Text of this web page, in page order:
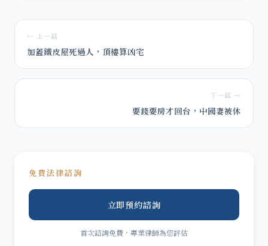
← 上一篇
加蓋鐵皮屋死過人，頂樓算凶宅
下一篇 →
要錢要房才回台，中國妻被休
免費法律諮詢
立即預約諮詢
首次諮詢免費，專業律師為您評估